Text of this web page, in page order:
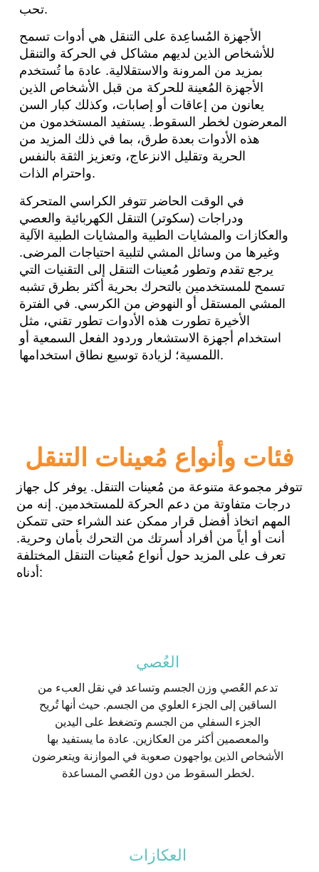
تحب.
الأجهزة المُساعِدة على التنقل هي أدوات تسمح
للأشخاص الذين لديهم مشاكل في الحركة والتنقل
بمزيد من المرونة والاستقلالية. عادة ما تُستخدم
الأجهزة المُعينة للحركة من قبل الأشخاص الذين
يعانون من إعاقات أو إصابات، وكذلك كبار السن
المعرضون لخطر السقوط. يستفيد المستخدمون من
هذه الأدوات بعدة طرق، بما في ذلك المزيد من
الحرية وتقليل الانزعاج، وتعزيز الثقة بالنفس
واحترام الذات.
في الوقت الحاضر تتوفر الكراسي المتحركة
ودراجات (سكوتر) التنقل الكهربائية والعصي
والعكازات والمشايات الطبية والمشايات الطبية الآلية
وغيرها من وسائل المشي لتلبية احتياجات المرضى.
يرجع تقدم وتطور مُعينات التنقل إلى التقنيات التي
تسمح للمستخدمين بالتحرك بحرية أكثر بطرق تشبه
المشي المستقل أو النهوض من الكرسي. في الفترة
الأخيرة تطورت هذه الأدوات تطور تقني، مثل
استخدام أجهزة الاستشعار وردود الفعل السمعية أو
اللمسية؛ لزيادة توسيع نطاق استخدامها.
فئات وأنواع مُعينات التنقل
تتوفر مجموعة متنوعة من مُعينات التنقل. يوفر كل جهاز
درجات متفاوتة من دعم الحركة للمستخدمين. إنه من
المهم اتخاذ أفضل قرار ممكن عند الشراء حتى تتمكن
أنت أو أياً من أفراد أسرتك من التحرك بأمان وحرية.
تعرف على المزيد حول أنواع مُعينات التنقل المختلفة
أدناه:
العُصي
تدعم العُصي وزن الجسم وتساعد في نقل العبء من
الساقين إلى الجزء العلوي من الجسم. حيث أنها تُريح
الجزء السفلي من الجسم وتضغط على اليدين
والمعصمين أكثر من العكازين. عادة ما يستفيد بها
الأشخاص الذين يواجهون صعوبة في الموازنة ويتعرضون
لخطر السقوط من دون العُصي المساعدة.
العكازات